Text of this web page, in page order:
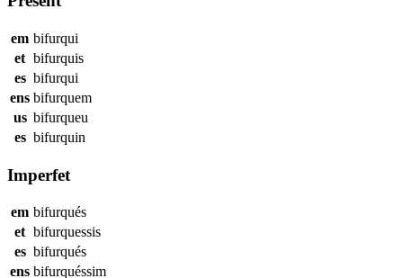
em bifurqui
et bifurquis
es bifurqui
ens bifurquem
us bifurqueu
es bifurquin
Imperfet
em bifurqués
et bifurquessis
es bifurqués
ens bifurquéssim